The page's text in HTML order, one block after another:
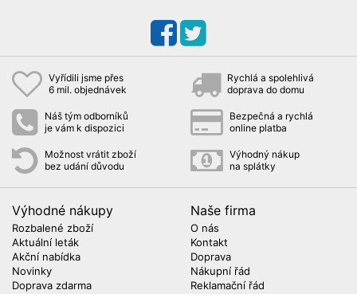
Vyřídili jsme přes
6 mil. objednávek
Rychlá a spolehlivá
doprava do domu
Náš tým odborníků
je vám k dispozici
Bezpečná a rychlá
online platba
Možnost vrátit zboží
bez udání důvodu
Výhodný nákup
na splátky
Výhodné nákupy
Rozbalené zboží
Aktuální leták
Akční nabídka
Novinky
Doprava zdarma
Naše firma
O nás
Kontakt
Doprava
Nákupní řád
Reklamační řád